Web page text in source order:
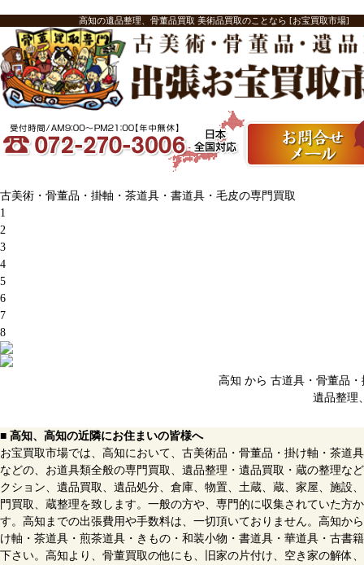
高知の遺品整理、骨董品買取 美術品買取のことなら [お宝買取市場]
古美術・骨董品・掛軸・茶道具・書道具・毛皮の専門買取
1
2
3
4
5
6
7
8
高知 から 古道具・骨董品
遺品整理
■ 高知、高知の近隣にお住まいの皆様へ
お宝買取市場では、高知において、古美術品・骨董品・掛け軸・茶道
などの、お道具類全般の専門買取、遺品整理・遺品買取・蔵の整理な
クション、遺品買取、遺品処分、倉庫、物置、土蔵、蔵、家屋、施設
門買取、蔵整理を致します。一般の方や、専門的に収集されていた方
す。高知までの出張費用や手数料は、一切頂いておりません。高知か
け軸・茶道具・煎茶道具・きもの・和装小物・書道具・華道具・古書
下さい。高知より、骨董買取の他にも、旧家の片付け、空き家の解体